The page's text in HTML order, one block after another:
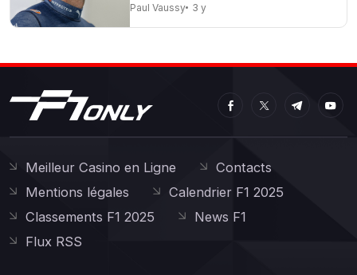
Paul Vaussy 3 y
Meilleur Casino en Ligne
Contacts
Mentions légales
Calendrier F1 2025
Classements F1 2025
News F1
Flux RSS